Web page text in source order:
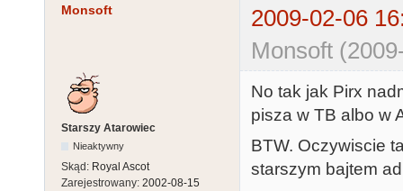
Monsoft
2009-02-06
Monsoft
Starszy Atarowiec
Nieaktywny
Skąd: Royal Ascot
Zarejestrowany: 2002-08-15
No tak jak Pirx
pisza w TB albo w
BTW. Oczywiscie
starszym bajtem